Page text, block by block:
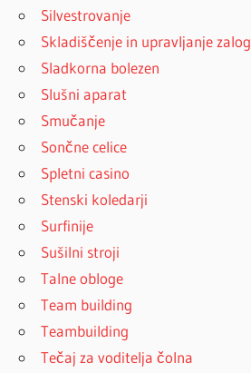
Silvestrovanje
Skladiščenje in upravljanje zalog
Sladkorna bolezen
Slušni aparat
Smučanje
Sončne celice
Spletni casino
Stenski koledarji
Surfinije
Sušilni stroji
Talne obloge
Team building
Teambuilding
Tečaj za voditelja čolna